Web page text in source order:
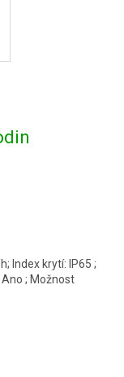
Index krytí: IP65 ;
Ano ; Možnost